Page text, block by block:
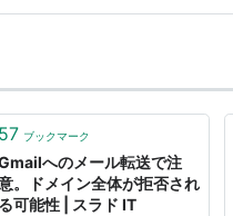
57 ブックマーク
へのメール転送で注
。ドメイン全体が拒否され
る可能性 | スラド IT